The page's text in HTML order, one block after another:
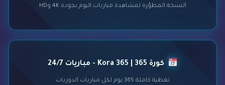
النسخة المطوّرة لمشاهدة مباريات اليوم بجودة 4K وHD
كورة 365 | Kora 365 - مباريات 24/7
تغطية كاملة 365 يوم لكل مباريات الدوريات